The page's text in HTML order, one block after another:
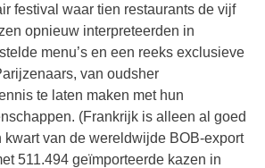
festival waar tien restaurants de vijf
opnieuw interpreteerden in
menu’s en een reeks exclusieve
van oudsher
te laten maken met hun
(Frankrijk is alleen al goed
kwart van de wereldwijde BOB-export
511.494 geïmporteerde kazen in